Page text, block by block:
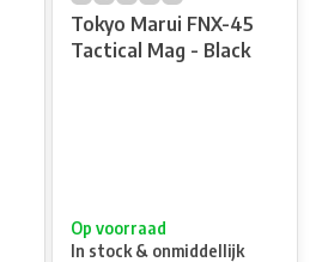
Tokyo Marui FNX-45
Tactical Mag - Black
Op voorraad
In stock & onmiddellijk